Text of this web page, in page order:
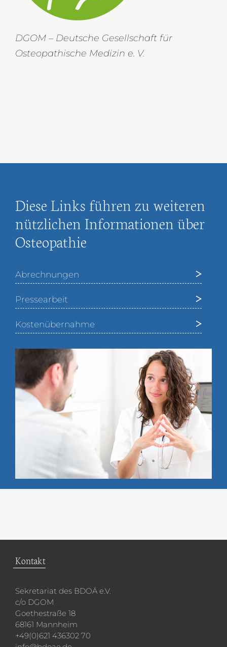
DGOM – Deutsche Gesellschaft für
Osteopathische Medizin e. V.
Diese Links führen zu weiteren
nützlichen Informationen über
Osteopathie
Abrechnungen
Pressearbeit
Kostenübernahme
Kontakt
Sekretariat des BDOÄ e.V.
c/o DGOM
Goethestraße 18
68161 Mannheim
+49(0)621 436302 70